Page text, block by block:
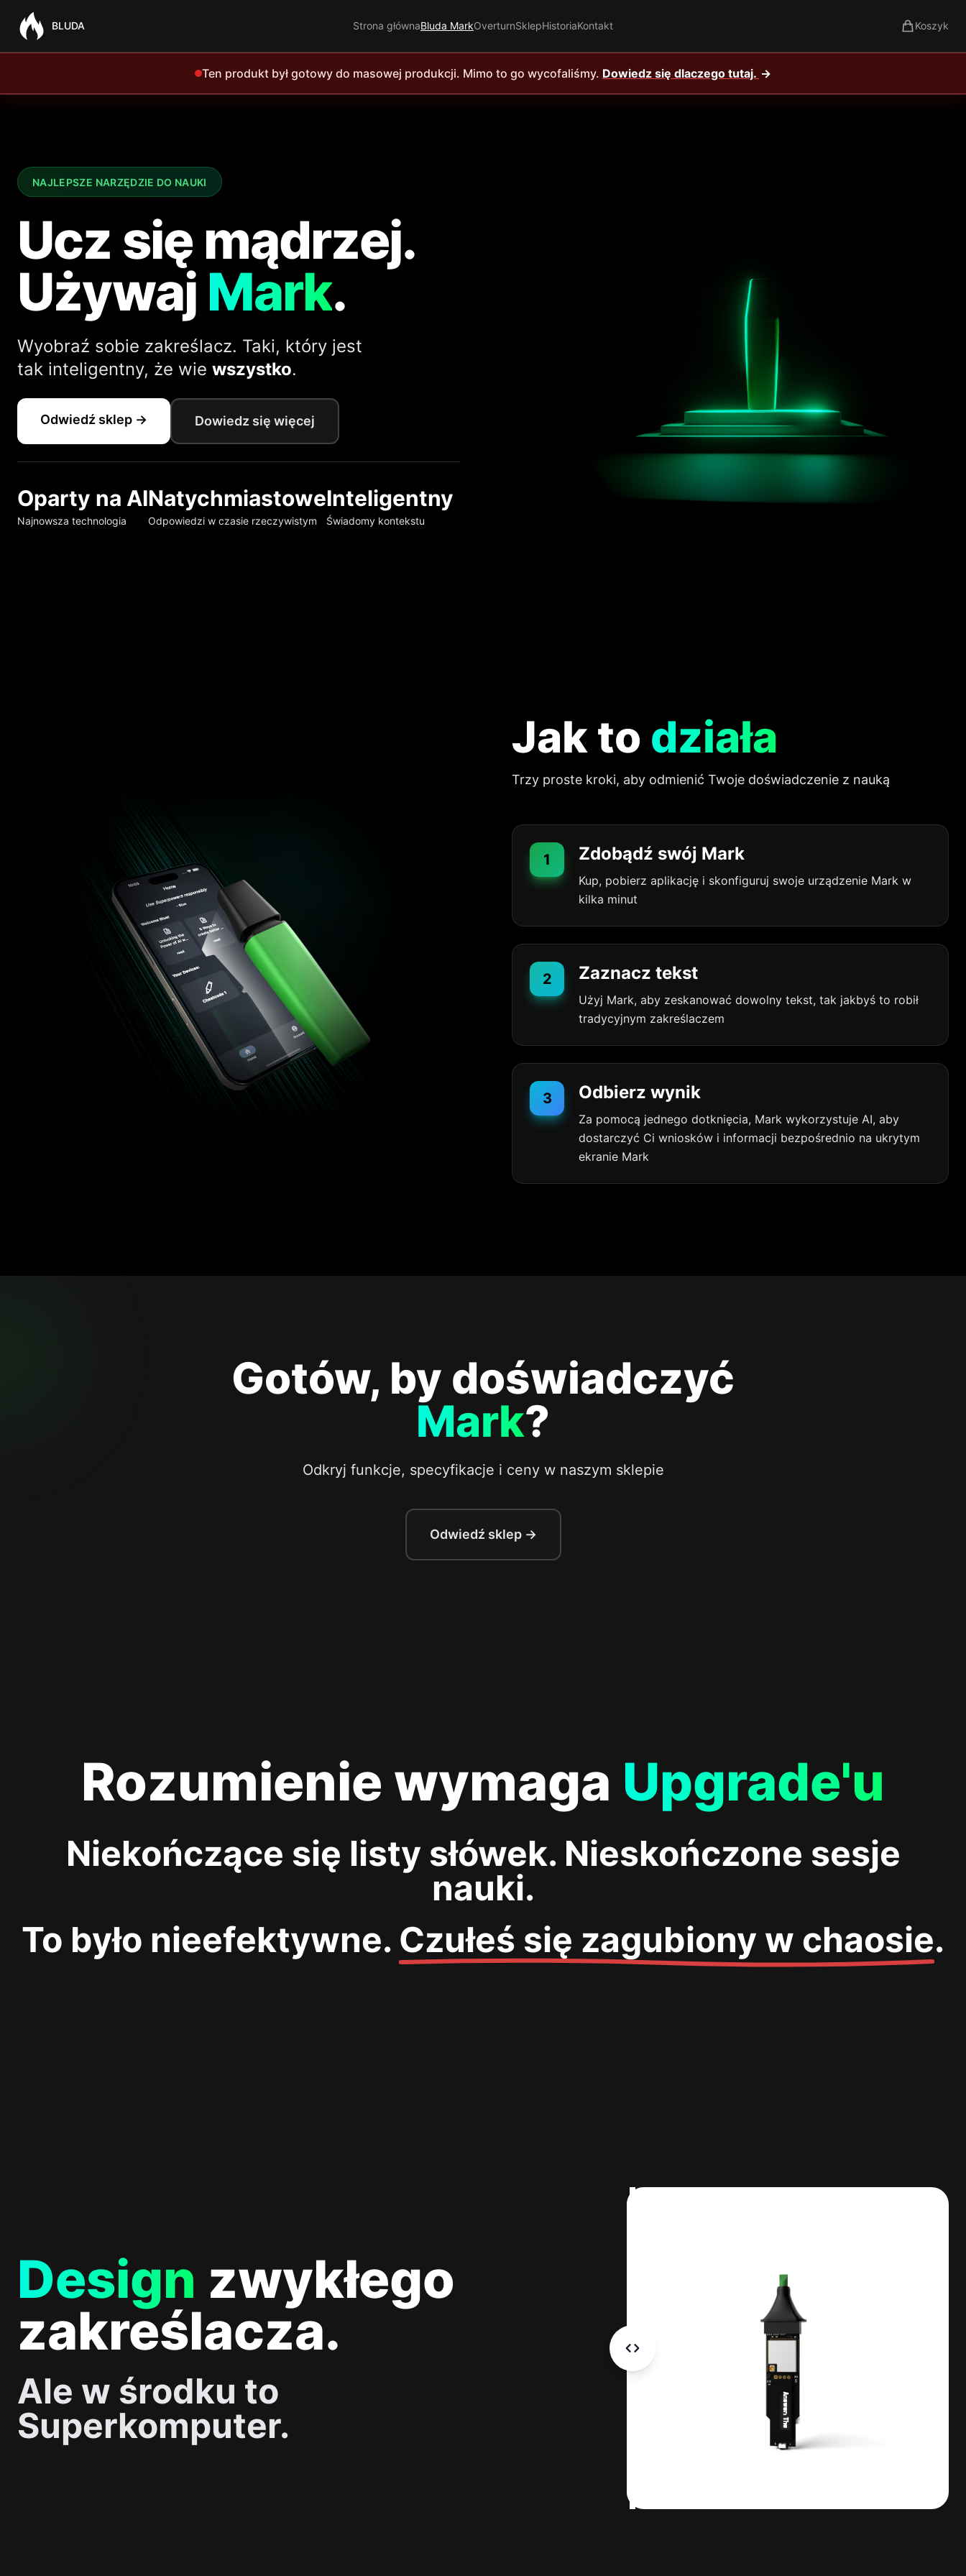
BLUDA Strona głównaBluda MarkOverturnSklepHistoriaKontakt Koszyk
Ten produkt był gotowy do masowej produkcji. Mimo to go wycofaliśmy. Dowiedz się dlaczego tutaj. →
NAJLEPSZE NARZĘDZIE DO NAUKI
Ucz się mądrzej.
Używaj Mark.
Wyobraź sobie zakreślacz. Taki, który jest
tak inteligentny, że wie wszystko.
Odwiedź sklep → Dowiedz się więcej
Oparty na AI
Najnowsza technologia
Natychmiastowe
Odpowiedzi w czasie rzeczywistym
Inteligentny
Świadomy kontekstu
Jak to działa
Trzy proste kroki, aby odmienić Twoje doświadczenie z nauką
1 Zdobądź swój Mark
Kup, pobierz aplikację i skonfiguruj swoje urządzenie Mark w
kilka minut
2 Zaznacz tekst
Użyj Mark, aby zeskanować dowolny tekst, tak jakbyś to robił
tradycyjnym zakreślaczem
3 Odbierz wynik
Za pomocą jednego dotknięcia, Mark wykorzystuje AI, aby
dostarczyć Ci wniosków i informacji bezpośrednio na ukrytym
ekranie Mark
Gotów, by doświadczyć
Mark?
Odkryj funkcje, specyfikacje i ceny w naszym sklepie
Odwiedź sklep →
Rozumienie wymaga Upgrade'u
Niekończące się listy słówek. Nieskończone sesje
nauki.
To było nieefektywne. Czułeś się zagubiony w chaosie.
Design zwykłego
zakreślacza.
Ale w środku to
Superkomputer.